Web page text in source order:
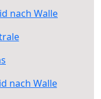
nach Walle
nach Walle